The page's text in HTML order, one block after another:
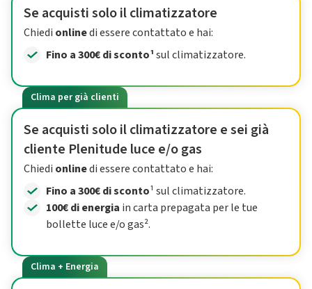
Se acquisti solo il climatizzatore
Chiedi onlinedi essere contattato e hai:
Fino a 300€ di sconto¹sul climatizzatore.
Clima per già clienti
Se acquisti solo il climatizzatore e sei già
cliente Plenitude luce e/o gas
Chiedi onlinedi essere contattato e hai:
Fino a 300€ di sconto¹ sul climatizzatore.
100€ di energia in carta prepagata per le tue
bollette luce e/o gas².
Clima + Energia